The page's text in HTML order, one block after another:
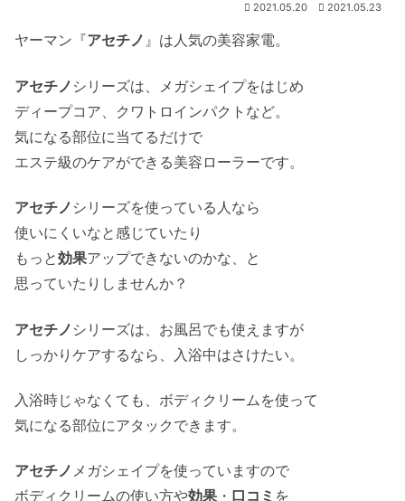
2021.05.20 2021.05.23
ヤーマン『アセチノ 』は人気の美容家電。
アセチノ シリーズは、メガシェイプをはじめ
ディープコア、クワトロインパクトなど。
気になる部位に当てるだけで
エステ級のケアができる美容ローラーです。
アセチノ シリーズを使っている人なら
使いにくいなと感じていたり
もっと効果アップできないのかな、と
思っていたりしませんか？
アセチノ シリーズは、お風呂でも使えますが
しっかりケアするなら、入浴中はさけたい。
入浴時じゃなくても、ボディクリームを使って
気になる部位にアタックできます。
アセチノ メガシェイプを使っていますので
ボディクリームの使い方や効果 ・ 口コミ を